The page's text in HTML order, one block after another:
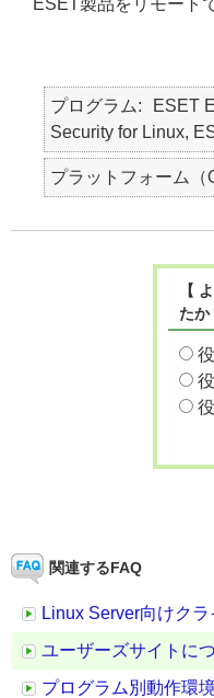
ESET製品をリモート
プログラム
ESET
Security for Linux,
プラットフォーム（
【
たか
関連するFAQ
Linux Server向けク
ユーザーズサイトに
プログラム別動作環